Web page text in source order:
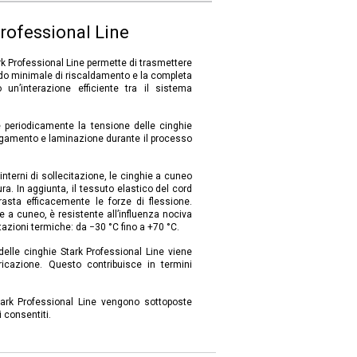
Line
Professional Line permette di trasmettere
minimale di riscaldamento e la completa
efficiente tra il sistema
la tensione delle cinghie
e laminazione durante il processo
di sollecitazione, le cinghie a cuneo
In aggiunta, il tessuto elastico del cord
efficacemente le forze di flessione.
cuneo, è resistente all’influenza nociva
termiche: da −30 °C fino a +70 °C.
cinghie Stark Professional Line viene
Questo contribuisce in termini
Professional Line vengono sottoposte
consentiti.